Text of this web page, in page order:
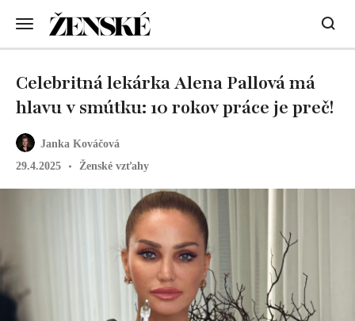
Janka Kováčová
29.4.2025
Ženské vzťahy
Celebritná lekárka Alena Pallová má
hlavu v smútku: 10 rokov práce je preč!